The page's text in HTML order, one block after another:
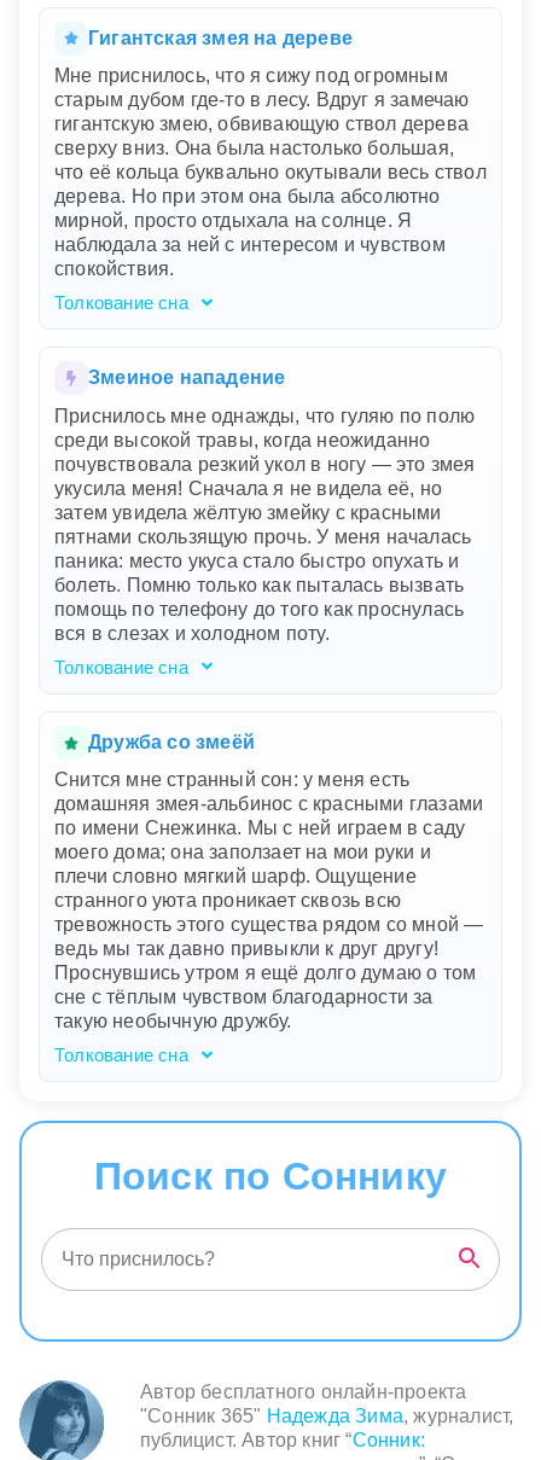
тревоги, которые словно тихо проникают в
вашу жизнь, пока вы пытаетесь отдыхать.
неведомых или подавленных эмоций и
проблем, которые вы, возможно, избегаете
или недооцениваете. Змея на кухне — месте,
где создается пища для тела и души — может
говорить о том, что вы столкнулись с чем-то,
что затрагивает ваше чувство безопасности
или внутренней гармонии. Медленные
движения змеи напоминают о том, что даже
самые пугающие вещи могут уйти сами по
себе, если дать им время и пространство.
Гигантская змея на дереве
Мне приснилось, что я сижу под огромным
старым дубом где-то в лесу. Вдруг я замечаю
гигантскую змею, обвивающую ствол дерева
сверху вниз. Она была настолько большая,
что её кольца буквально окутывали весь ствол
дерева. Но при этом она была абсолютно
мирной, просто отдыхала на солнце. Я
наблюдала за ней с интересом и чувством
спокойствия.
Толкование сна
Ваш сон обрисовал удивительное сочетание
силы и покоя. Огромный старый дуб
символизирует мудрость, стойкость и
внутренней силе и зрелости. Гигантская змея,
окутывающая дерево, часто ассоциируется с
трансформацией и возрождением, но в
вашем сне она мирно отдыхает на солнце.
Это указывает на гармонию между
внутренней мощью и спокойствием. Ваша
способность наблюдать за змеей без страха
подчеркивает вашу готовность принять
изменения в жизни с интересом и
умиротворением.
Змеиное нападение
Приснилось мне однажды, что гуляю по полю
среди высокой травы, когда неожиданно
почувствовала резкий укол в ногу — это змея
укусила меня! Сначала я не видела её, но
затем увидела жёлтую змейку с красными
пятнами скользящую прочь. У меня началась
паника: место укуса стало быстро опухать и
болеть. Помню только как пыталась вызвать
помощь по телефону до того как проснулась
вся в слезах и холодном поту.
Толкование сна
Этот сон отражает вашу внутреннюю тревогу
и страх перед неожиданными опасностями.
Поле с высокой травой символизирует ваше
себя относительно спокойно. Однако
внезапный укус змеи — это знак скрытой
угрозы или проблем, которые вы не ожидали и
не видели заранее. Змея с яркими цветами
говорит о том, что эта угроза может быть
связана с кем-то или чем-то из вашего
окружения, что на первый взгляд кажется
привлекательным или невинным. Паника и
боль указывают на ваше беспокойство и страх
перед неизбежностью решения этих проблем.
Дружба со змеёй
Снится мне странный сон: у меня есть
домашняя змея-альбинос с красными глазами
по имени Снежинка. Мы с ней играем в саду
моего дома; она заползает на мои руки и
плечи словно мягкий шарф. Ощущение
странного уюта проникает сквозь всю
тревожность этого существа рядом со мной —
ведь мы так давно привыкли к друг другу!
Проснувшись утром я ещё долго думаю о том
сне с тёплым чувством благодарности за
такую необычную дружбу.
Толкование сна
Ваш сон наполнен нежностью и парадоксами.
символизирует что-то необычное и редкое в
человек, который вызывает у вас
одновременно трепет и спокойствие. Игры с
ней в саду вашего дома говорят о гармонии и
доверии, которые вы разделяете с этой
"снежной" частью вашей души. Странный уют
и теплое чувство благодарности
аспекты вашей жизни могут нести комфорт и
такими, какие они есть.
Поиск по Соннику
Автор бесплатного онлайн-проекта
"Сонник 365" Надежда Зима, журналист,
публицист. Автор книг “Сонник: